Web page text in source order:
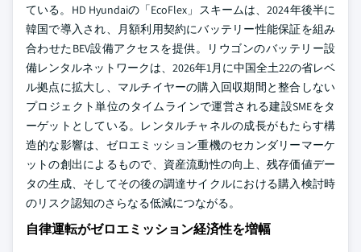
ている。HD Hyundaiの「EcoFlex」スキームは、2024年後半に
韓国で導入され、月額利用契約にバッテリー性能保証を組み
合わせたBEV設備アクセスを提供。リウゴンのバッテリー設
備レンタルネットワークは、2026年1月に中国全土22の省レベ
ル拠点に拡大し、マルチイヤーの購入回収期間と整合しない
プロジェクト単位のタイムラインで運営される建設SMEをタ
ーゲットとしている。レンタルチャネルの成長がもたらす構
造的な影響は、ゼロエミッション重機のセカンダリーマーケ
ットの創出によるもので、資産流動性の向上、残存価値デー
タの生成、そしてその後の調達サイクルにおける購入検討時
のリスク認知のさらなる低減につながる。
自律運転がゼロエミッション経済性を増幅